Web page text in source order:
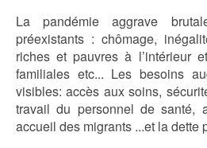
La pandémie aggrave
préexistants : chômage,
riches et pauvres à l’intérieur
familiales etc... Les besoins
visibles: accès aux soins,
travail du personnel de santé,
accueil des migrants ...et la dette